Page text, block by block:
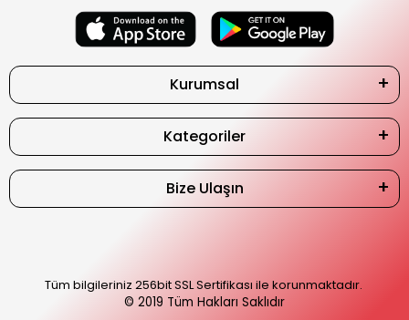
Kurumsal
Kategoriler
Bize Ulaşın
Tüm bilgileriniz 256bit SSL Sertifikası ile korunmaktadır.
© 2019 Tüm Hakları Saklıdır